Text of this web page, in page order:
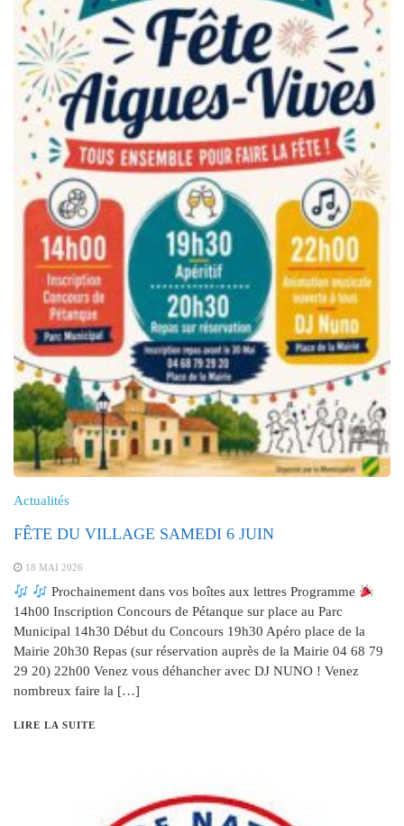
Actualités
FÊTE DU VILLAGE SAMEDI 6 JUIN
18 MAI 2026
Prochainement dans vos boîtes aux lettres Programme
14h00 Inscription Concours de Pétanque sur place au Parc
Municipal 14h30 Début du Concours 19h30 Apéro place de la
Mairie 20h30 Repas (sur réservation auprès de la Mairie 04 68 79
29 20) 22h00 Venez vous déhancher avec DJ NUNO ! Venez
nombreux faire la […]
LIRE LA SUITE